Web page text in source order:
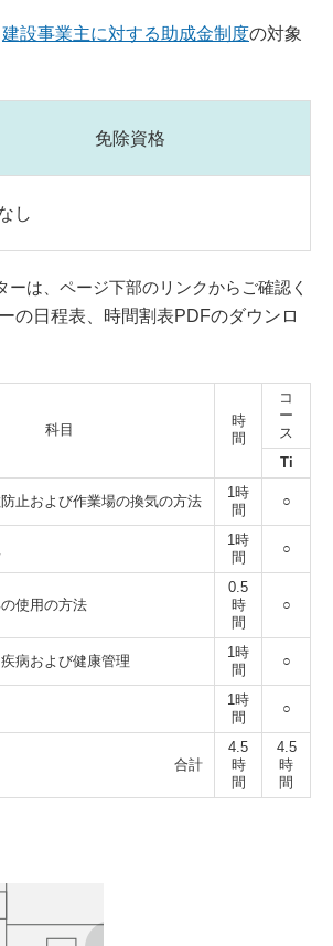
建設事業主に対する助成金制度の対象
免除資格
し
ーは、ページ下部のリンクからご確認く
の日程表、時間割表PDFのダウンロ
科目
時
間
コ
ー
ス
Ti
止および作業場の換気の方法
1時
間
○
1時
間
○
使用の方法
0.5
時
間
○
病および健康管理
1時
間
○
1時
間
○
合計
4.5
時
間
4.5
時
間